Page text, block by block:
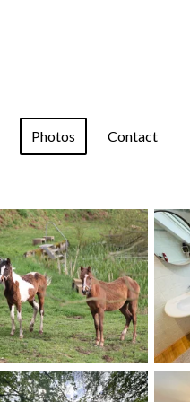
Photos Contact